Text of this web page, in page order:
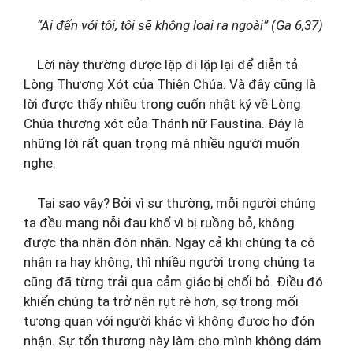
“Ai đến với tôi, tôi sẽ không loại ra ngoài” (Ga 6,37)
Lời này thường được lặp đi lặp lại để diễn tả
Lòng Thương Xót của Thiên Chúa. Và đây cũng là
lời được thấy nhiều trong cuốn nhật ký về Lòng
Chúa thương xót của Thánh nữ Faustina. Đây là
những lời rất quan trọng mà nhiều người muốn
nghe.
Tại sao vậy? Bởi vì sự thường, mỗi người chúng
ta đều mang nỗi đau khổ vì bị ruồng bỏ, không
được tha nhân đón nhận. Ngay cả khi chúng ta có
nhận ra hay không, thì nhiều người trong chúng ta
cũng đã từng trải qua cảm giác bị chối bỏ. Điều đó
khiến chúng ta trở nên rụt rè hơn, sợ trong mối
tương quan với người khác vì không được họ đón
nhận. Sự tổn thương này làm cho mình không dám